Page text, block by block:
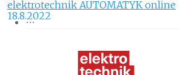
elektrotechnik AUTOMATYK online
18.8.2022